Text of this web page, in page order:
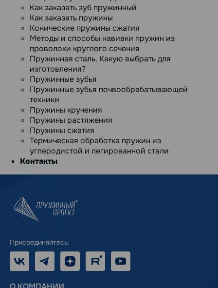
Как заказать зуб пружинный
Как заказать пружины
Конические пружины сжатия
Методы и способы навивки пружин из
проволоки круглого сечения
Пружинная сталь. Какую выбрать для
изготовления?
Пружинные зубья
Пружинные зубья почвообрабатывающей
техники
Пружины кручения
Пружины растяжения
Пружины сжатия
Термическая обработка пружин из
углеродистой и легированной стали
Контакты
Присоединяйтесь:
Telegram Дзен RUTUBE